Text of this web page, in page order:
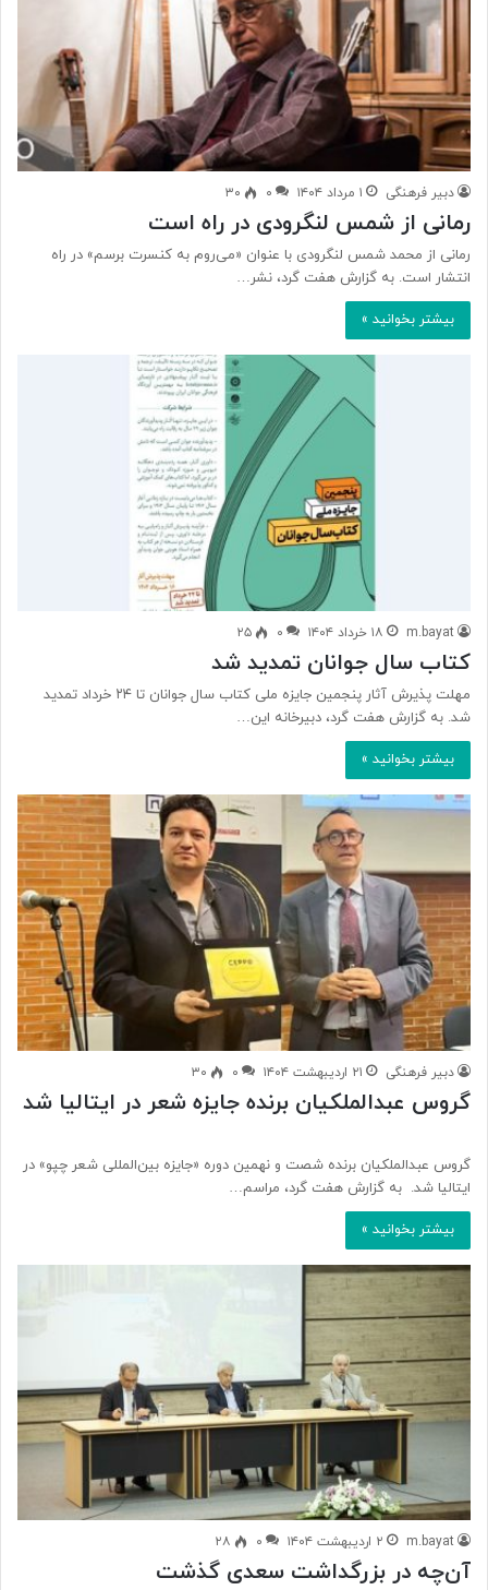
دبیر فرهنگی ۱ مرداد ۱۴۰۴ ۰ ۳۰
رمانی از شمس لنگرودی در راه است
رمانی از محمد شمس لنگرودی با عنوان «می‌روم به کنسرت برسم» در راه
انتشار است. به گزارش هفت گرد، نشر…
بیشتر بخوانید »
m.bayat ۱۸ خرداد ۱۴۰۴ ۰ ۲۵
کتاب سال جوانان تمدید شد
مهلت پذیرش آثار پنجمین جایزه ملی کتاب سال جوانان تا ۲۴ خرداد تمدید
شد. به گزارش هفت گرد، دبیرخانه این…
بیشتر بخوانید »
دبیر فرهنگی ۲۱ اردیبهشت ۱۴۰۴ ۰ ۳۰
گروس عبدالملکیان برنده جایزه شعر در ایتالیا شد
گروس عبدالملکیان برنده شصت و نهمین دوره «جایزه بین‌المللی شعر چپو» در
ایتالیا شد. ️ به گزارش هفت گرد، مراسم…
بیشتر بخوانید »
m.bayat ۲ اردیبهشت ۱۴۰۴ ۰ ۲۸
آن‌چه در بزرگداشت سعدی گذشت